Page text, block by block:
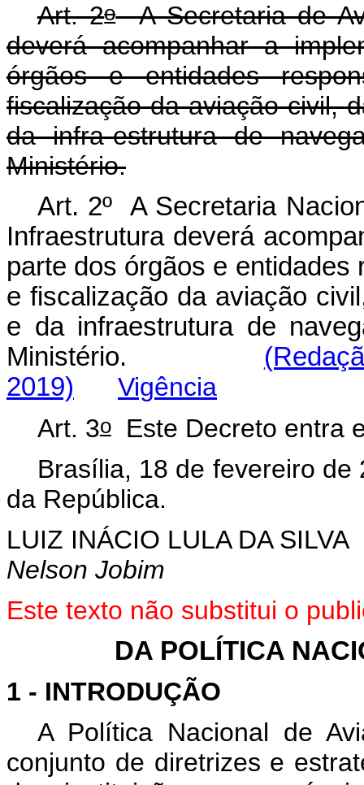
Art. 2oA Secretaria de
deverá acompanhar a
órgãos e entidades
fiscalização da aviação civil,
da infra-estrutura de
Ministério.
Art. 2º A Secretaria
Infraestrutura deverá
parte dos órgãos e
e fiscalização da aviação
e da infraestrutura de
Ministério.
2019)
Vigência
Art. 3oEste Decreto entra
Brasília, 18 de fevereiro de
da República.
LUIZ INÁCIO LULA DA SILVA
Nelson Jobim
Este texto não substitui o
DA POLÍTICA
1 - INTRODUÇÃO
A Política Nacional de
conjunto de diretrizes e